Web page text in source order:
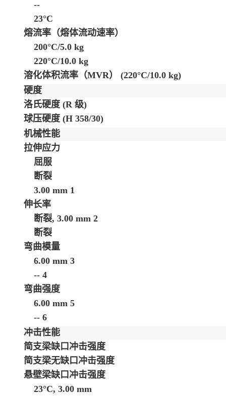
--
23°C
熔流率（熔体流动速率）
200°C/5.0 kg
220°C/10.0 kg
溶化体积流率（MVR） (220°C/10.0 kg)
硬度
洛氏硬度 (R 级)
球压硬度 (H 358/30)
机械性能
拉伸应力
屈服
断裂
3.00 mm 1
伸长率
断裂, 3.00 mm 2
断裂
弯曲模量
6.00 mm 3
-- 4
弯曲强度
6.00 mm 5
-- 6
冲击性能
简支梁缺口冲击强度
简支梁无缺口冲击强度
悬壁梁缺口冲击强度
23°C, 3.00 mm